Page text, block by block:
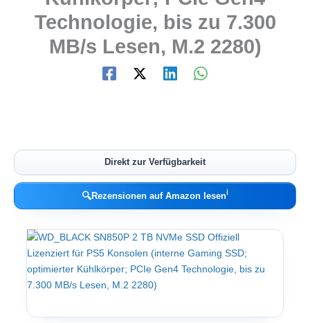
Technologie, bis zu 7.300
MB/s Lesen, M.2 2280)
Direkt zur Verfügbarkeit
🔍Rezensionen auf Amazon lesenℹ︎